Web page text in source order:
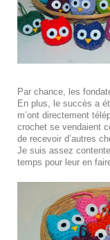
Par chance, les
En plus, le succès a
m’ont directement
crochet se vendaient
de recevoir d’autres
Je suis assez
temps pour leur en